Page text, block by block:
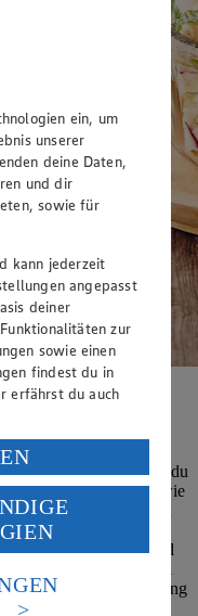
Klassiker.
& Co.
oder -brötchen) kannst du
salzigen Hefeteig, sowie
Lauge ist nicht
verwendete,
der Handhabung. Und
Backen der Brezel
zur Orientierung
nur ca. einen Teelöffel
ein, um
unserer
deine Daten,
und dir
sowie für
kann jederzeit
angepasst
deiner
zur
sowie einen
findest du in
erfährst du auch
Daten in den
du im Sinne
ein, dass deine
Der EuGH sieht
an.